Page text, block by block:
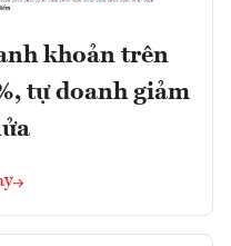
khoản trên
tự doanh giảm